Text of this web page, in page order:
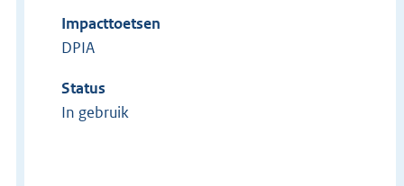
Impacttoetsen
DPIA
Status
In gebruik